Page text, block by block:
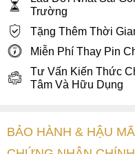
Trường
Tặng Thêm Thời
Miễn Phí Thay Pin
Tư Vấn Kiến Thức
Tâm Và Hữu Dụng
BẢO HÀNH & HẬU